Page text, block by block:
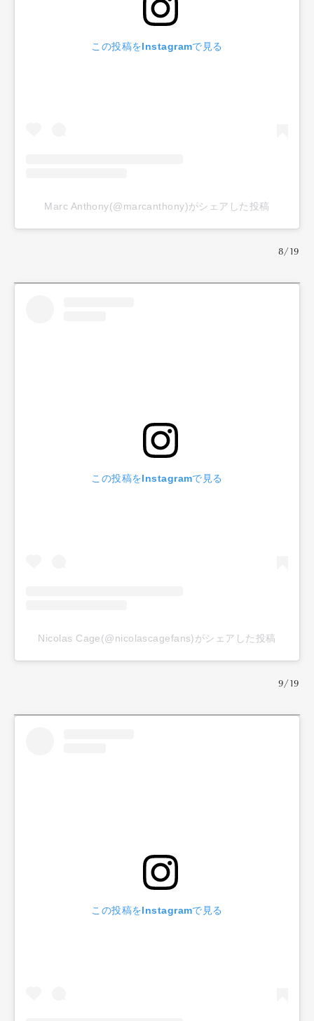
Official Columnist
Contact
この投稿をInstagramで見る
Marc Anthony(@marcanthony)がシェアした投稿
8/19
この投稿をInstagramで見る
Nicolas Cage(@nicolascagefans)がシェアした投稿
9/19
この投稿をInstagramで見る